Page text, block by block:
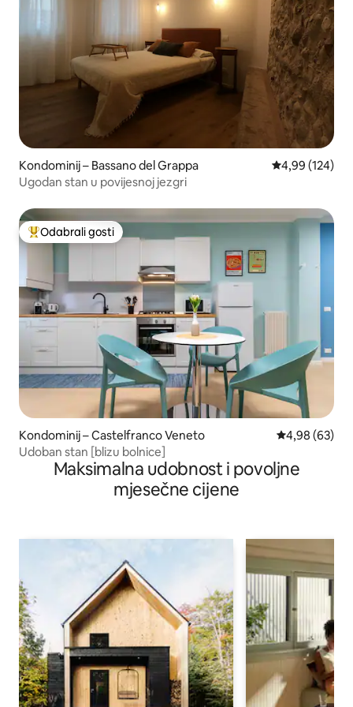
Kondominij – Bassano del Grappa Prosječna
4,99 (124)
Ugodan stan u povijesnoj jezgri
Među najviše rangiranima s oznakom „Odabrali gosti”
Odabrali gosti
Kondominij – Castelfranco Veneto Prosječna
4,98 (63)
Udoban stan [blizu bolnice]
Maksimalna udobnost i povoljne
mjesečne cijene